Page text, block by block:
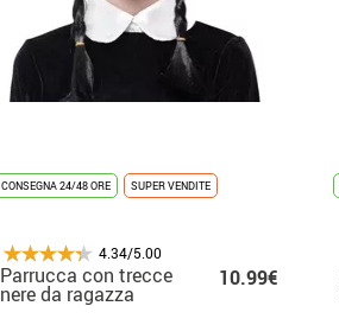
CONSEGNA 24/48 ORE SUPER VENDITE
4.34/5.00
Parrucca con trecce
nere da ragazza
10.99€